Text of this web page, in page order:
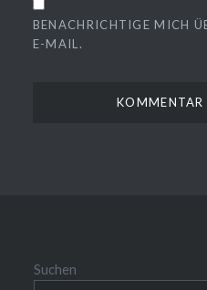
BENACHRICHTIGE MICH
E-MAIL.
Suchen